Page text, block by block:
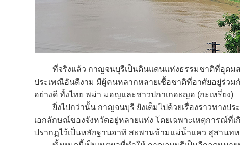
ที่จริงแล้ว กาญจนบุรีเป็นดินแดนแห่งธรรมชาติที่อุดม
ประเพณีอันดีงาม มีผู้คนหลากหลายเชื้อชาติที่อาศัยอยู่ร่วม
อย่างดี ทั้งไทย พม่า มอญและชาวปกาเกอะญอ (กะเหรี่ยง)
ยิ่งไปกว่านั้น กาญจนบุรี ยังเต็มไปด้วยเรื่องราวทางปร
เอกลักษณ์ของจังหวัดอยู่หลายแห่ง โดยเฉพาะเหตุการณ์
ปรากฏไว้เป็นหลักฐานอาทิ สะพานข้ามแม่น้ำแคว สุสาน